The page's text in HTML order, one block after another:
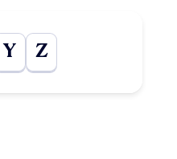
Y Z